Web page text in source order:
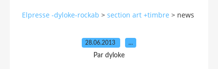
Elpresse -dyloke-rockab > section art +timbre > news
28.06.2013 …
Par dyloke